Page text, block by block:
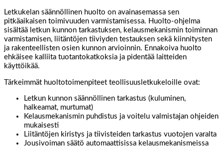
Letkukelan säännöllinen huolto on avainasemassa sen
pitkäaikaisen toimivuuden varmistamisessa. Huolto-ohjelma
sisältää letkun kunnon tarkastuksen, kelausmekanismin toiminnan
varmistamisen, liitäntöjen tiiviyden testauksen sekä kiinnitysten
ja rakenteellisten osien kunnon arvioinnin. Ennakoiva huolto
ehkäisee kalliita tuotantokatkoksia ja pidentää laitteiden
käyttöikää.
Tärkeimmät huoltotoimenpiteet teollisuusletkukeloille ovat:
Letkun kunnon säännöllinen tarkastus (kuluminen,
halkeamat, murtumat)
Kelausmekanismin puhdistus ja voitelu valmistajan ohjeiden
mukaisesti
Liitäntöjen kiristys ja tiivisteiden tarkastus vuotojen varalta
Jousivoiman säätö automaattisissa kelausmekanismeissa